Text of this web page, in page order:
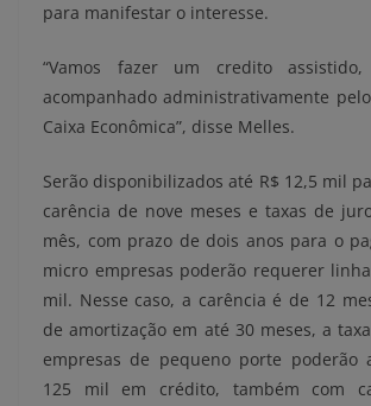
para manifestar o interesse.
“Vamos fazer um credito
acompanhado administrativamente
Caixa Econômica”, disse Melles.
Serão disponibilizados até R$ 12,5 mil
carência de nove meses e taxas de
mês, com prazo de dois anos para o
micro empresas poderão requerer
mil. Nesse caso, a carência é de 12
de amortização em até 30 meses, a
empresas de pequeno porte poderão
125 mil em crédito, também com